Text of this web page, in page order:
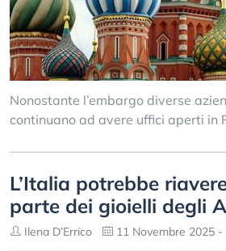
Nonostante l’embargo diverse
continuano ad avere uffici aperti in
L’Italia potrebbe
parte dei gioielli degli
Ilena D’Errico 11 Novembre 2025 -